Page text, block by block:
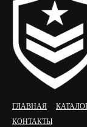
ГЛАВНАЯ
КОНТАКТЫ